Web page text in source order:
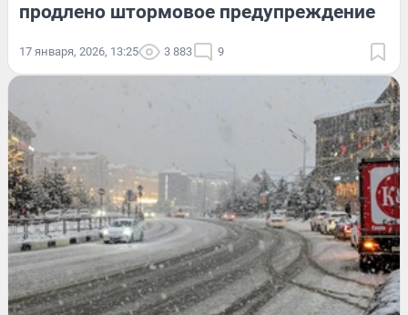
продлено штормовое предупреждение
17 января, 2026, 13:25 3 883 9